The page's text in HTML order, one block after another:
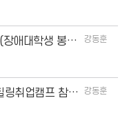
2022학년도 2학기 국가근로장학사업(장애대학생 봉사유형) 생활(관)도우미지원 및 근로신청
강동훈
2022년 KNUW진로취업성공패키지 힐링취업캠프 참여자모집 안내
강동훈